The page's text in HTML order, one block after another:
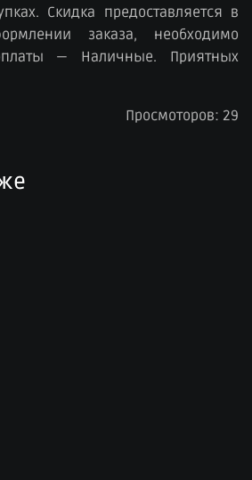
Скидка предоставляется в
заказа, необходимо
— Наличные. Приятных
Просмоторов: 29